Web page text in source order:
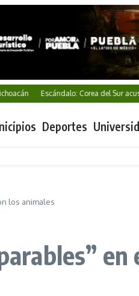
Escándalo: Corea del Sur acusada de
Deportes
los animales